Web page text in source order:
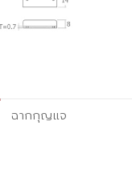
ฉากกุญแจ